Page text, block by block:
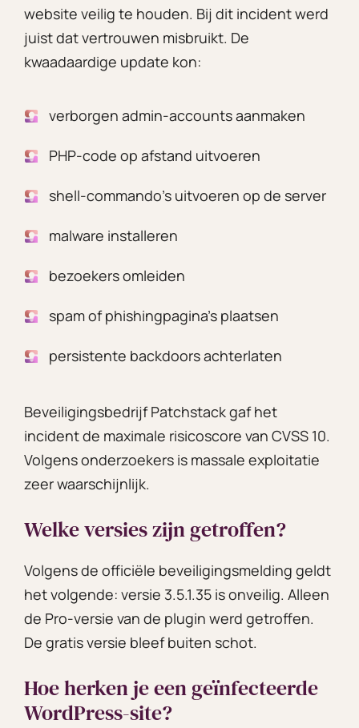
website veilig te houden. Bij dit incident werd
juist dat vertrouwen misbruikt. De
kwaadaardige update kon:
verborgen admin-accounts aanmaken
PHP-code op afstand uitvoeren
shell-commando’s uitvoeren op de server
malware installeren
bezoekers omleiden
spam of phishingpagina’s plaatsen
persistente backdoors achterlaten
Beveiligingsbedrijf Patchstack gaf het
incident de maximale risicoscore van CVSS 10.
Volgens onderzoekers is massale exploitatie
zeer waarschijnlijk.
Welke versies zijn getroffen?
Volgens de officiële beveiligingsmelding geldt
het volgende: versie 3.5.1.35 is onveilig. Alleen
de Pro-versie van de plugin werd getroffen.
De gratis versie bleef buiten schot.
Hoe herken je een geïnfecteerde
WordPress-site?